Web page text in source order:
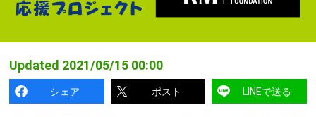
Updated 2021/05/15 00:00
シェア ポスト LINEで送る